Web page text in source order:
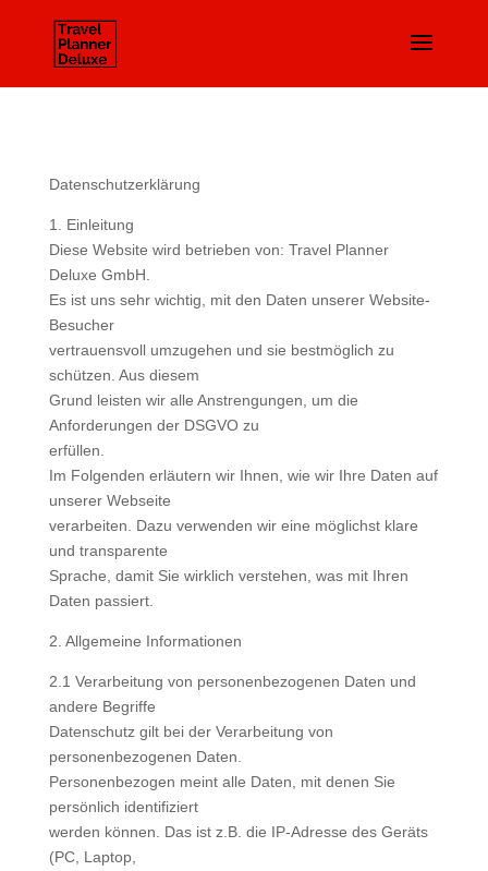
Datenschutzerklärung
1. Einleitung
Diese Website wird betrieben von: Travel Planner
Deluxe GmbH.
Es ist uns sehr wichtig, mit den Daten unserer Website-
Besucher
vertrauensvoll umzugehen und sie bestmöglich zu
schützen. Aus diesem
Grund leisten wir alle Anstrengungen, um die
Anforderungen der DSGVO zu
erfüllen.
Im Folgenden erläutern wir Ihnen, wie wir Ihre Daten auf
unserer Webseite
verarbeiten. Dazu verwenden wir eine möglichst klare
und transparente
Sprache, damit Sie wirklich verstehen, was mit Ihren
Daten passiert.
2. Allgemeine Informationen
2.1 Verarbeitung von personenbezogenen Daten und
andere Begriffe
Datenschutz gilt bei der Verarbeitung von
personenbezogenen Daten.
Personenbezogen meint alle Daten, mit denen Sie
persönlich identifiziert
werden können. Das ist z.B. die IP-Adresse des Geräts
(PC, Laptop,